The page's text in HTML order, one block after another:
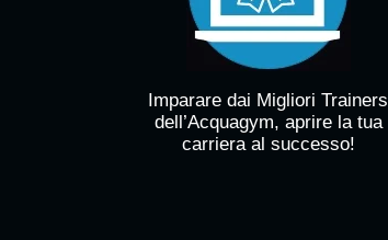
Imparare dai Migliori Trainers
dell’Acquagym, aprire la tua
carriera al successo!